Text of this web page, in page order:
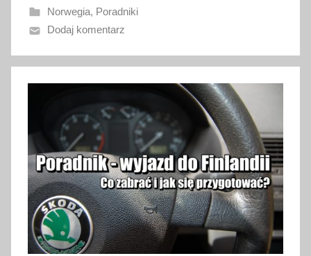
n
o
8
s
z
n
i
a
2
0
Norwegia, Poradniki
Dodaj komentarz